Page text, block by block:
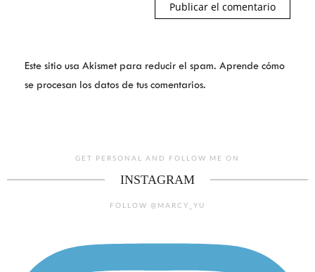
Este sitio usa Akismet para reducir el spam. Aprende cómo
se procesan los datos de tus comentarios.
GET PERSONAL AND FOLLOW ME ON
INSTAGRAM
FOLLOW @MARCY_YU